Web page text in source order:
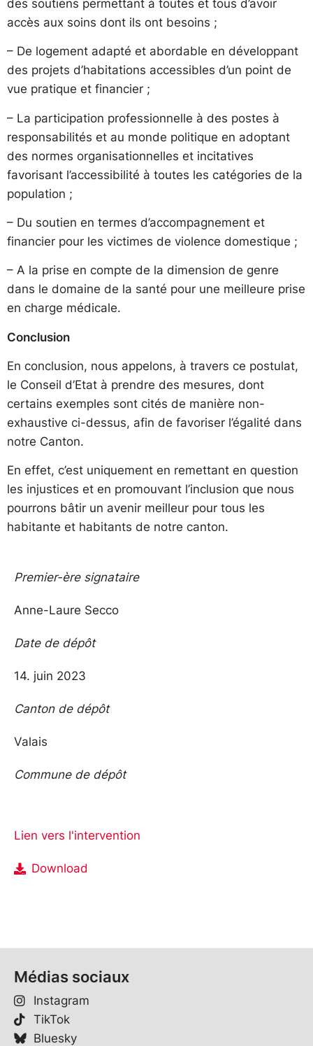
des soutiens permettant à toutes et tous d’avoir
accès aux soins dont ils ont besoins ;
– De logement adapté et abordable en développant
des projets d’habitations accessibles d’un point de
vue pratique et financier ;
– La participation professionnelle à des postes à
responsabilités et au monde politique en adoptant
des normes organisationnelles et incitatives
favorisant l’accessibilité à toutes les catégories de la
population ;
– Du soutien en termes d’accompagnement et
financier pour les victimes de violence domestique ;
– A la prise en compte de la dimension de genre
dans le domaine de la santé pour une meilleure prise
en charge médicale.
Conclusion
En conclusion, nous appelons, à travers ce postulat,
le Conseil d’Etat à prendre des mesures, dont
certains exemples sont cités de manière non-
exhaustive ci-dessus, afin de favoriser l’égalité dans
notre Canton.
En effet, c’est uniquement en remettant en question
les injustices et en promouvant l’inclusion que nous
pourrons bâtir un avenir meilleur pour tous les
habitante et habitants de notre canton.
Premier-ère signataire
Anne-Laure Secco
Date de dépôt
14. juin 2023
Canton de dépôt
Valais
Commune de dépôt
Lien vers l'intervention
Download
Médias sociaux
Instagram
TikTok
Bluesky